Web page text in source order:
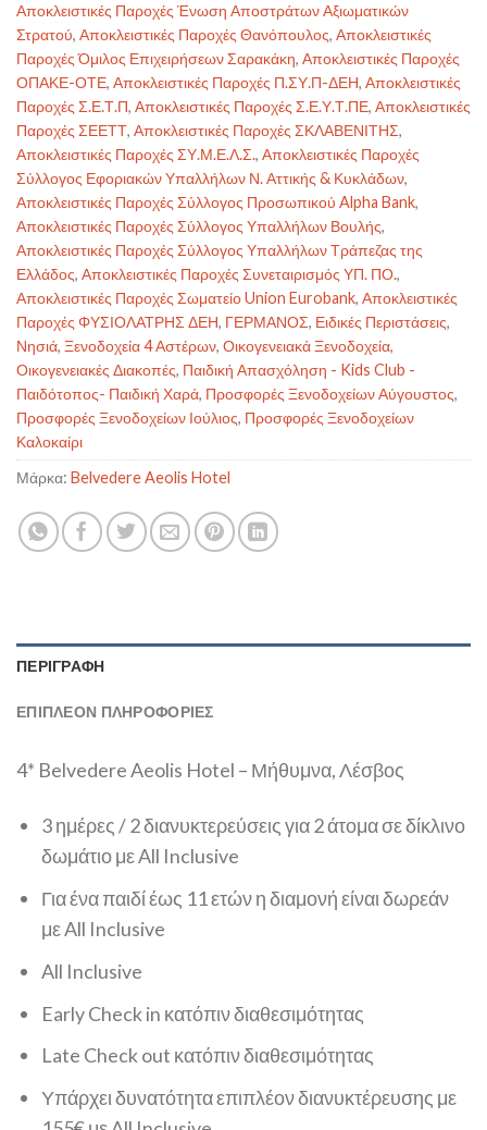
Αποκλειστικές Παροχές Ένωση Αποστράτων Αξιωματικών
Στρατού, Αποκλειστικές Παροχές Θανόπουλος, Αποκλειστικές
Παροχές Όμιλος Επιχειρήσεων Σαρακάκη, Αποκλειστικές Παροχές
ΟΠΑΚΕ-ΟΤΕ, Αποκλειστικές Παροχές Π.ΣΥ.Π-ΔΕΗ, Αποκλειστικές
Παροχές Σ.Ε.Τ.Π, Αποκλειστικές Παροχές Σ.Ε.Υ.Τ.ΠΕ, Αποκλειστικές
Παροχές ΣΕΕΤΤ, Αποκλειστικές Παροχές ΣΚΛΑΒΕΝΙΤΗΣ,
Αποκλειστικές Παροχές ΣΥ.Μ.Ε.Λ.Σ., Αποκλειστικές Παροχές
Σύλλογος Εφοριακών Υπαλλήλων Ν. Αττικής & Κυκλάδων,
Αποκλειστικές Παροχές Σύλλογος Προσωπικού Alpha Bank,
Αποκλειστικές Παροχές Σύλλογος Υπαλλήλων Βουλής,
Αποκλειστικές Παροχές Σύλλογος Υπαλλήλων Τράπεζας της
Ελλάδος, Αποκλειστικές Παροχές Συνεταιρισμός ΥΠ. ΠΟ.,
Αποκλειστικές Παροχές Σωματείο Union Eurobank, Αποκλειστικές
Παροχές ΦΥΣΙΟΛΑΤΡΗΣ ΔΕΗ, ΓΕΡΜΑΝΟΣ, Ειδικές Περιστάσεις,
Νησιά, Ξενοδοχεία 4 Αστέρων, Οικογενειακά Ξενοδοχεία,
Οικογενειακές Διακοπές, Παιδική Απασχόληση - Kids Club -
Παιδότοπος- Παιδική Χαρά, Προσφορές Ξενοδοχείων Αύγουστος,
Προσφορές Ξενοδοχείων Ιούλιος, Προσφορές Ξενοδοχείων
Καλοκαίρι
Μάρκα: Belvedere Aeolis Hotel
ΠΕΡΙΓΡΑΦΉ
ΕΠΙΠΛΈΟΝ ΠΛΗΡΟΦΟΡΊΕΣ
4* Belvedere Aeolis Hotel – Μήθυμνα, Λέσβος
3 ημέρες / 2 διανυκτερεύσεις για 2 άτομα σε δίκλινο
δωμάτιο με All Inclusive
Για ένα παιδί έως 11 ετών η διαμονή είναι δωρεάν
με All Inclusive
All Inclusive
Early Check in κατόπιν διαθεσιμότητας
Late Check out κατόπιν διαθεσιμότητας
Υπάρχει δυνατότητα επιπλέον διανυκτέρευσης με